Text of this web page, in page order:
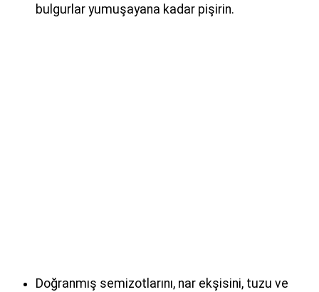
bulgurlar yumuşayana kadar pişirin.
Doğranmış semizotlarını, nar ekşisini, tuzu ve